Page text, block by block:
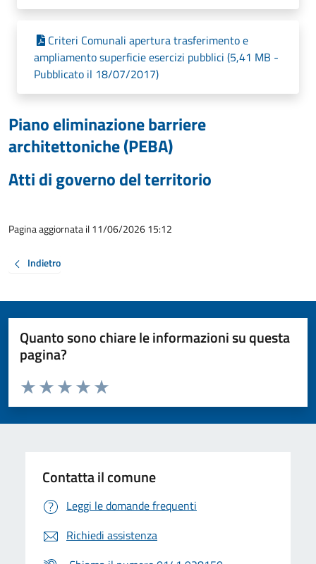
Criteri Comunali apertura trasferimento e
ampliamento superficie esercizi pubblici (5,41 MB -
Pubblicato il 18/07/2017)
Piano eliminazione barriere
architettoniche (PEBA)
Atti di governo del territorio
Pagina aggiornata il 11/06/2026 15:12
Indietro
Quanto sono chiare le informazioni su questa
pagina?
Valuta da 1 a 5 stelle la pagina
Valuta 5 stelle su 5
Valuta 4 stelle su 5
Valuta 3 stelle su 5
Valuta 2 stelle su 5
Valuta 1 stelle su 5
Contatta il comune
Leggi le domande frequenti
Richiedi assistenza